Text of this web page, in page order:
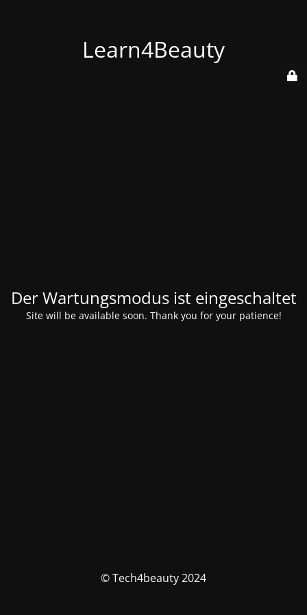
Learn4Beauty
Der Wartungsmodus ist eingeschaltet
Site will be available soon. Thank you for your patience!
© Tech4beauty 2024